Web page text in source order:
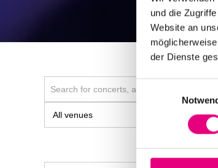
und die
Website an
der Dienste